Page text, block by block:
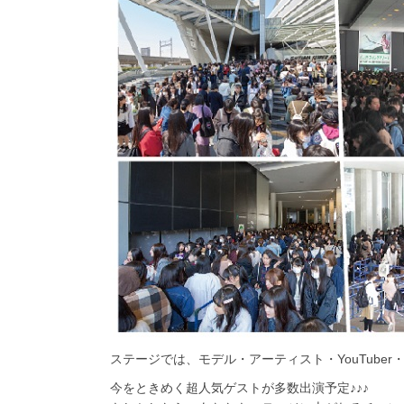
ステージでは、モデル・アーティスト・ YouTuber
今をときめく超人気ゲストが多数出演予定♪♪♪